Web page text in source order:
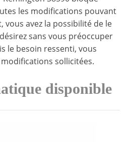
les modifications pouvant
vous avez la possibilité de le
sans vous préoccuper
le besoin ressenti, vous
sollicitées.
disponible